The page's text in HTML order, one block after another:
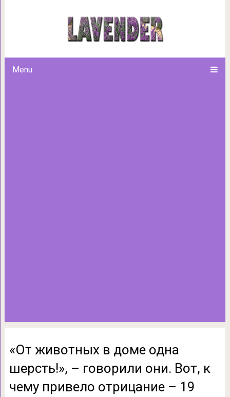
Menu
«От животных в доме одна
чему привело
«От животных в доме одна
шерсть!», – говорили они. Вот, к
чему привело отрицание – 19